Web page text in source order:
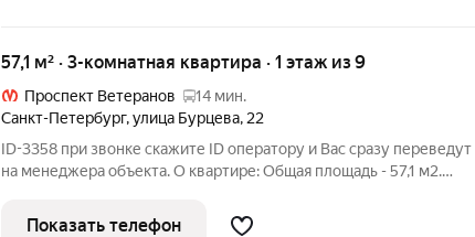
57,1 м² · 3-комнатная квартира · 1 этаж из 9
Проспект Ветеранов
14 мин.
Санкт-Петербург,улица Бурцева, 22
ID-3358 при звонке скажите ID оператору и Вас сразу переведут
на менеджера объекта. О квартире: Общая площадь - 57,1 м2.
двор и на улицу. Квартира требует ремонта. Балкона нет. О доме и
Показать телефон